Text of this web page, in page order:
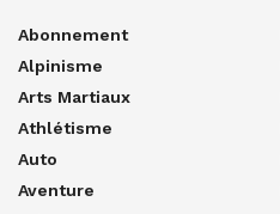
Abonnement
Alpinisme
Arts Martiaux
Athlétisme
Auto
Aventure